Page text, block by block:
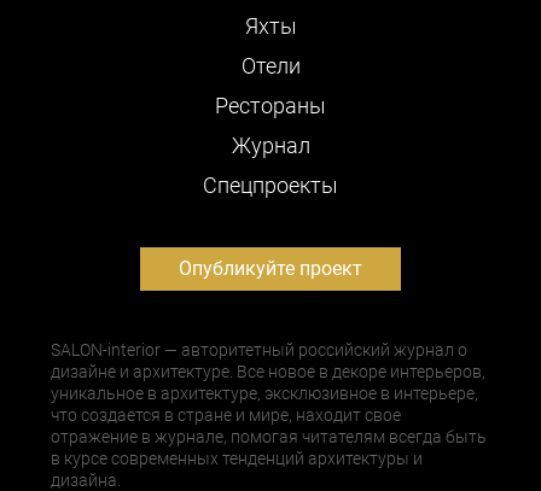
Яхты
Отели
Рестораны
Журнал
Cпецпроекты
Опубликуйте проект
SALON-interior — авторитетный российский журнал о
дизайне и архитектуре. Все новое в декоре интерьеров,
уникальное в архитектуре, эксклюзивное в интерьере,
что создается в стране и мире, находит свое
отражение в журнале, помогая читателям всегда быть
в курсе современных тенденций архитектуры и
дизайна.